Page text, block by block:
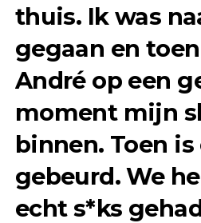
thuis. Ik was
gegaan en
André op een
moment mijn
binnen. Toen
gebeurd. We
echt s*ks